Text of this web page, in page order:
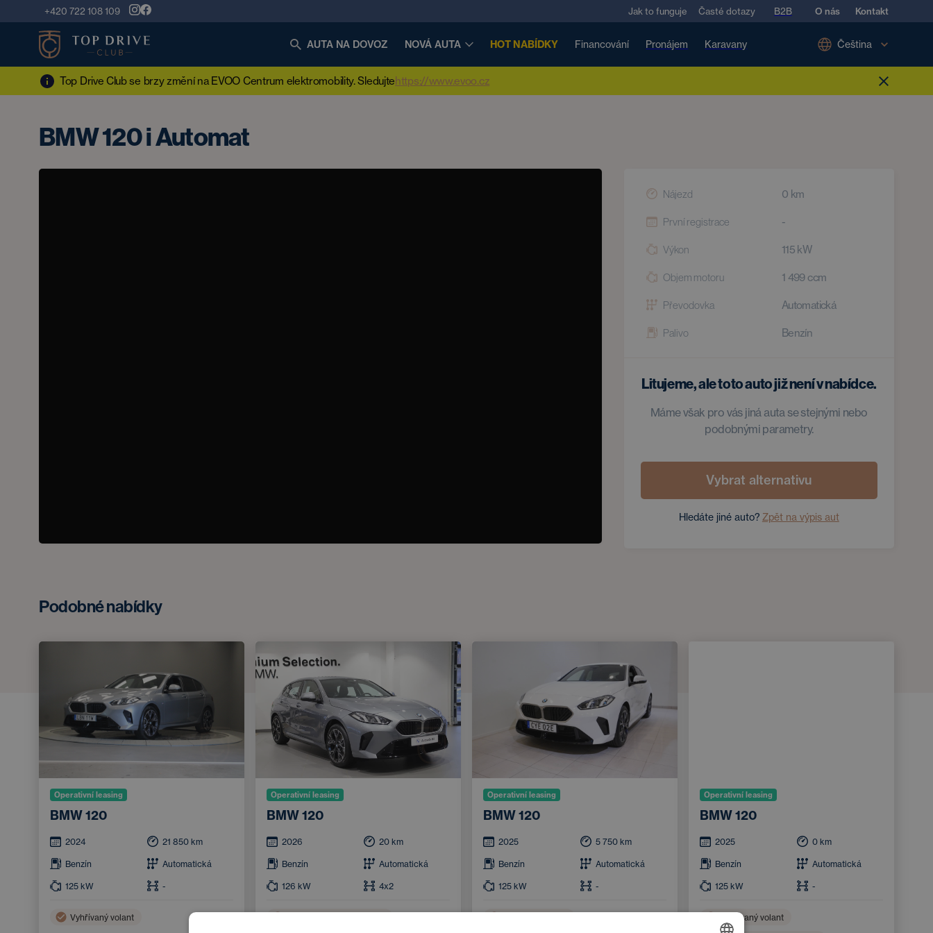
+420 722 108 109 Jak to funguje Časté dotazy B2B O nás Kontakt
AUTA NA DOVOZ NOVÁ AUTA HOT NABÍDKY Financování Pronájem Karavany Čeština
Top Drive Club se brzy změní na EVOO Centrum elektromobility. Sledujtehttps://www.evoo.cz
BMW 120 i Automat
Nájezd 0 km
První registrace -
Výkon 115 kW
Objem motoru 1 499 ccm
Převodovka Automatická
Palivo Benzín
Litujeme, ale toto auto již není v nabídce.
Máme však pro vás jiná auta se stejnými nebo
podobnými parametry.
Vybrat alternativu
Hledáte jiné auto? Zpět na výpis aut
Podobné nabídky
Operativní leasing
BMW 120
2024 21 850 km
Benzín Automatická
125 kW -
Vyhřívaný volant
Operativní leasing
BMW 120
2026 20 km
Benzín Automatická
126 kW 4x2
Operativní leasing
BMW 120
2025 5 750 km
Benzín Automatická
125 kW -
Operativní leasing
BMW 120
2025 0 km
Benzín Automatická
125 kW -
Vyhřívaný volant